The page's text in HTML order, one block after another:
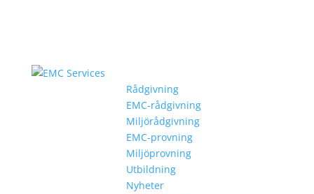
Rådgivning
EMC-rådgivning
Miljörådgivning
EMC-provning
Miljöprovning
Utbildning
Nyheter